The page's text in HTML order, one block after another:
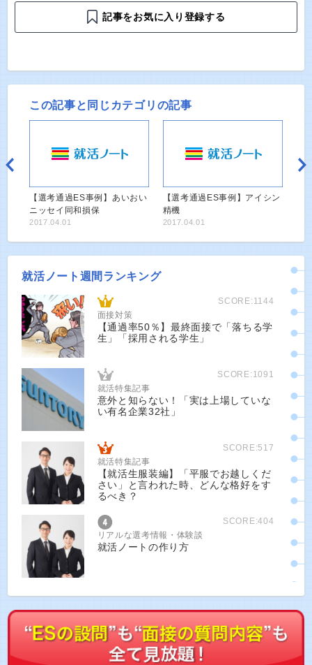
記事をお気に入り登録する
この記事と同じカテゴリの記事
【選考通過ES事例】あいおい
ニッセイ同和損保
2017.04.01
【選考通過ES事例】アイシン
精機
2017.04.01
就活ノート週間ランキング
SCORE:1144
面接対策
【通過率50％】最終面接で「落ちる学
生」「採用される学生」
SCORE:1091
就活特集記事
意外と知らない！「実は上場していな
い有名企業32社」
SCORE:517
就活特集記事
【就活生服装編】「平服でお越しくだ
さい」と言われた時、どんな格好をす
るべき？
SCORE:404
リアルな選考情報・体験談
就活ノートの作り方